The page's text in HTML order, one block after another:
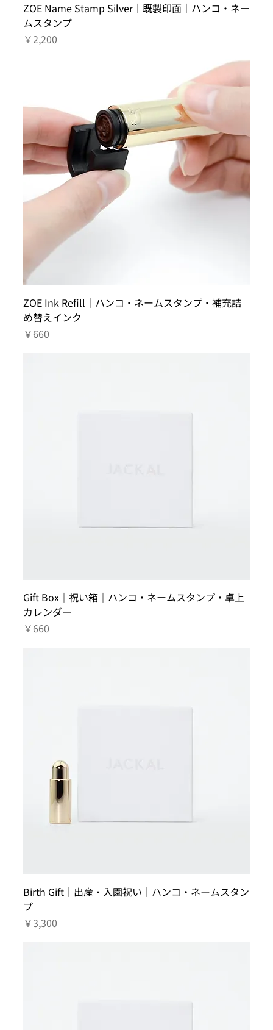
ZOE Name Stamp Silver｜既製印面｜ハンコ・ネー
ムスタンプ
価格
￥2,200
ZOE Ink Refill｜ハンコ・ネームスタンプ・補充詰
め替えインク
価格
￥660
Gift Box｜祝い箱｜ハンコ・ネームスタンプ・卓上
カレンダー
価格
￥660
Birth Gift｜出産 ･ 入園祝い｜ハンコ・ネームスタン
プ
価格
￥3,300